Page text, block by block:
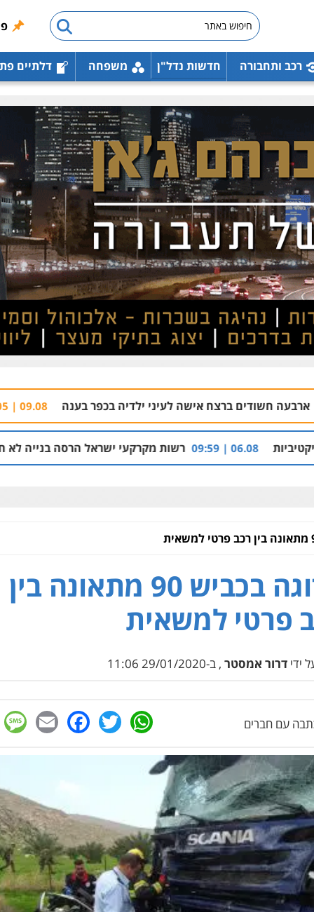
רכב ותחבורה חדשות נדל"ן משפחה דלתיים
אישה לעיני ילדיה בכפר בענה 09.08 | 09:05 רימון
רשות מקרקעי ישראל הרסה בנייה לא חוקית בכפר
הרוגה בכביש 90 מתאונה בין
פרטי למשאית
ידי דרור אמסטר , ב-29/01/2020 11:06
עם חברים WhatsApp
Twitter